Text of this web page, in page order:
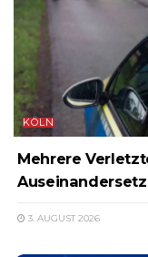
KÖLN
Mehrere
3. AUGUST 2026